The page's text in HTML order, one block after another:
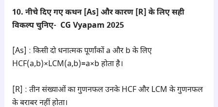
10. नीचे दिए गए कथन [As] और कारण [R] के लिए सही
विकल्प चुनिए- CG Vyapam 2025
[As] : किसी दो धनात्मक पूर्णांकों a और b के लिए
HCF(a,b)×LCM(a,b)=a×b होता है।
[R] : तीन संख्याओं का गुणनफल उनके HCF और LCM के गुणनफल
के बराबर नहीं होता।